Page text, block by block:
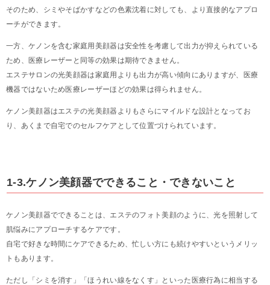
そのため、シミやそばかすなどの色素沈着に対しても、より直接的なアプロ
ーチができます。
一方、ケノンを含む家庭用美顔器は安全性を考慮して出力が抑えられている
ため、医療レーザーと同等の効果は期待できません。
エステサロンの光美顔器は家庭用よりも出力が高い傾向にありますが、医療
機器ではないため医療レーザーほどの効果は得られません。
ケノン美顔器はエステの光美顔器よりもさらにマイルドな設計となってお
り、あくまで自宅でのセルフケアとして位置づけられています。
1-3.ケノン美顔器でできること・できないこと
ケノン美顔器でできることは、エステのフォト美顔のように、光を照射して
肌悩みにアプローチするケアです。
自宅で好きな時間にケアできるため、忙しい方にも続けやすいというメリッ
トもあります。
ただし「シミを消す」「ほうれい線をなくす」といった医療行為に相当する